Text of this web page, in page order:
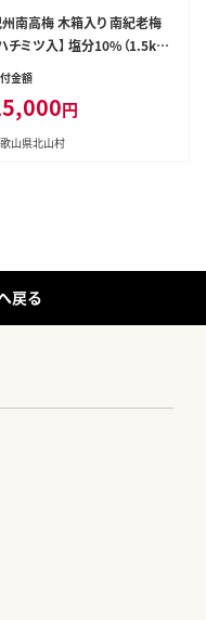
南高梅 木箱入り 南紀老梅
チミツ入】 塩分10%（1.5kg）
かやまさんちの梅干 うめ ウメ
nky012-15k】
金額
円
山県北山村
戻る